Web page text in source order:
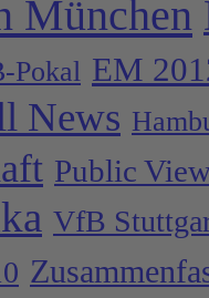
München
Pokal EM
News
Public
VfB